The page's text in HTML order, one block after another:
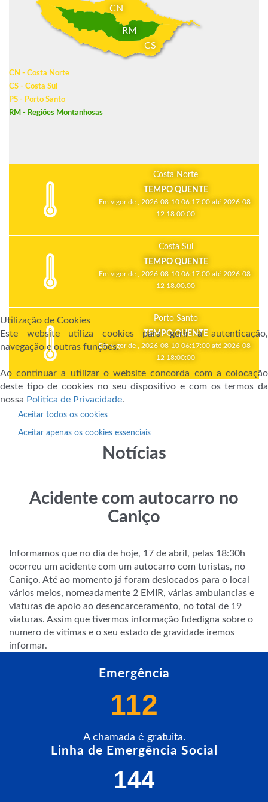
CN
CS
RM
CN - Costa Norte
CS - Costa Sul
PS - Porto Santo
RM - Regiões Montanhosas
Costa Norte
TEMPO QUENTE
Em vigor de , 2026-08-10 06:17:00 até 2026-08-
12 18:00:00
Costa Sul
TEMPO QUENTE
Em vigor de , 2026-08-10 06:17:00 até 2026-08-
12 18:00:00
Porto Santo
TEMPO QUENTE
Em vigor de , 2026-08-10 06:17:00 até 2026-08-
12 18:00:00
Notícias
Acidente com autocarro no
Caniço
Informamos que no dia de hoje, 17 de abril, pelas 18:30h
ocorreu um acidente com um autocarro com turistas, no
Caniço. Até ao momento já foram deslocados para o local
vários meios, nomeadamente 2 EMIR, várias ambulancias e
viaturas de apoio ao desencarceramento, no total de 19
viaturas. Assim que tivermos informação fidedigna sobre o
numero de vitimas e o seu estado de gravidade iremos
informar.
Emergência
112
A chamada é gratuita.
Linha de Emergência Social
144
Utilização de Cookies
Este website utiliza cookies para gerir a autenticação,
navegação e outras funções.
Ao continuar a utilizar o website concorda com a colocação
deste tipo de cookies no seu dispositivo e com os termos da
nossa Política de Privacidade.
Aceitar todos os cookies
Aceitar apenas os cookies essenciais